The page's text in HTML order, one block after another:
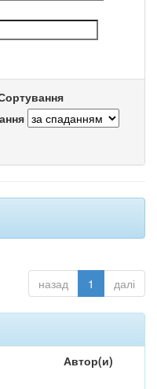
назад 1 далі
Автор(и)